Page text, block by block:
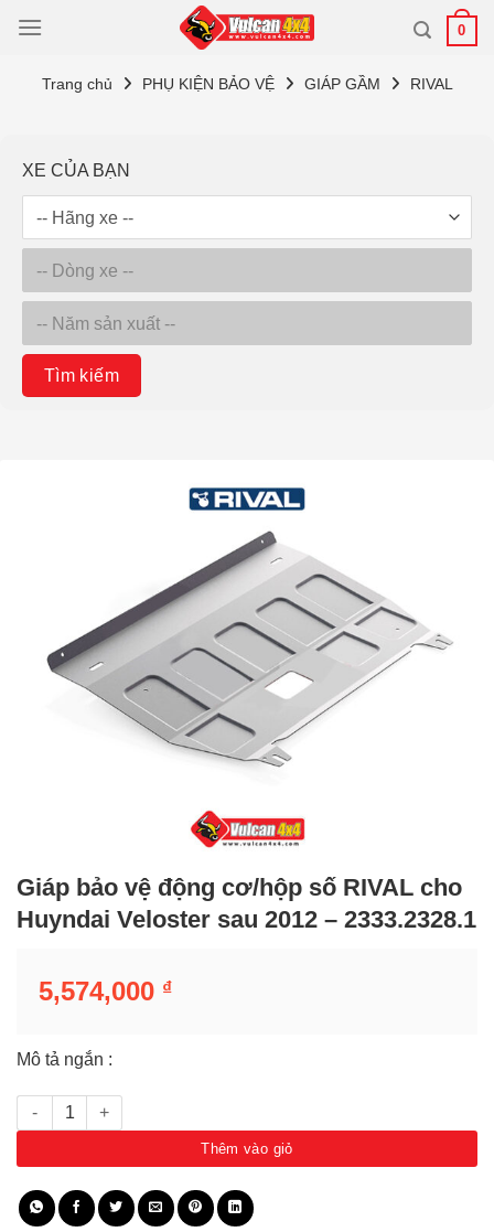
qua
0
Trang chủ PHỤ KIỆN BẢO VỆ GIÁP GẦM RIVAL
XE CỦA BẠN
Tìm kiếm
Giáp bảo vệ động cơ/hộp số RIVAL cho
Huyndai Veloster sau 2012 – 2333.2328.1
5,574,000 ₫
Mô tả ngắn :
Giáp bảo vệ động cơ/hộp số RIVAL cho Huyndai Veloster sau
Thêm vào giỏ